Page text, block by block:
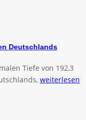
Deutschlands
Tiefe von 192,3
weiterlesen